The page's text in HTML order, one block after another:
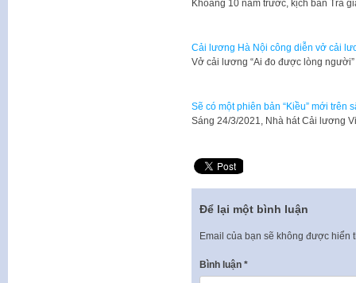
Khoảng 10 năm trước, kịch bản Trả
Cải lương Hà Nội công diễn vở cải
Vở cải lương “Ai đo được lòng
Sẽ có một phiên bản “Kiều” mới trên
Sáng 24/3/2021, Nhà hát Cải lương
Để lại một bình luận
Email của bạn sẽ không được hiển
Bình luận *